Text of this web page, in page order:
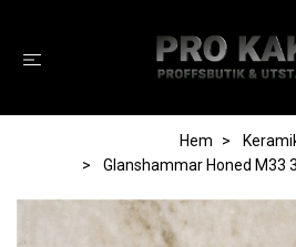
Hem
Glanshammar Honed M33